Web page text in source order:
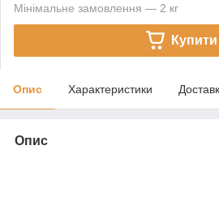
Мінімальне замовлення — 2 кг
Купити
Опис Характеристики
Опис